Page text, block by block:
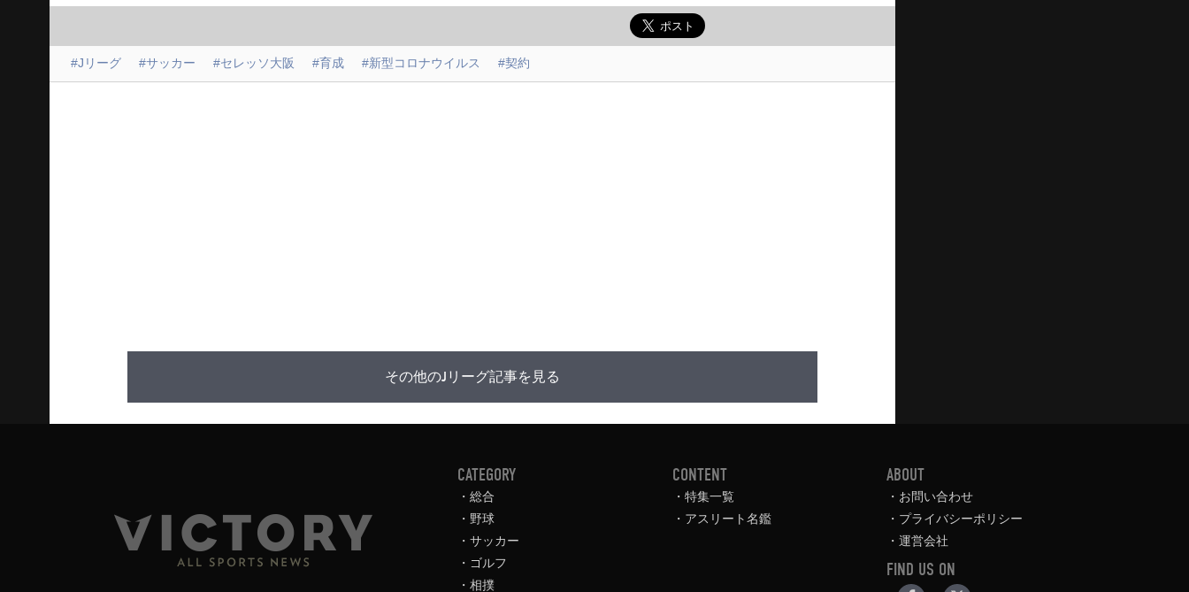
#Jリーグ #サッカー #セレッソ大阪 #育成 #新型コロナウイルス #契約
その他のJリーグ記事を見る
CATEGORY
総合
野球
サッカー
ゴルフ
相撲
CONTENT
特集一覧
アスリート名鑑
ABOUT
お問い合わせ
プライバシーポリシー
運営会社
FIND US ON